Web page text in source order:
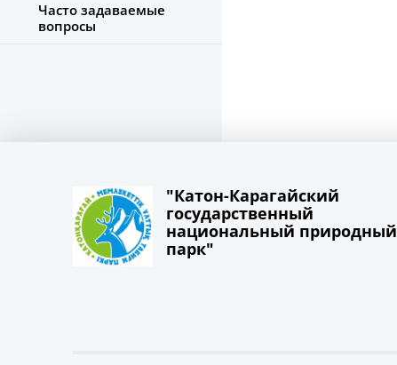
Часто задаваемые
вопросы
"Катон-Карагайский
государственный
национальный природный
парк"